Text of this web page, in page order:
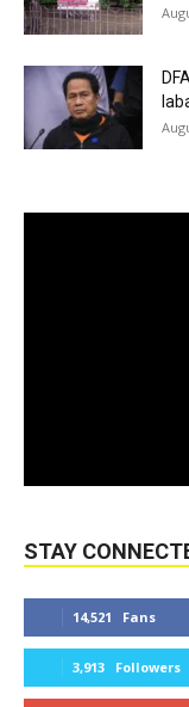
STAY
14,521 Fans
3,913 Followers